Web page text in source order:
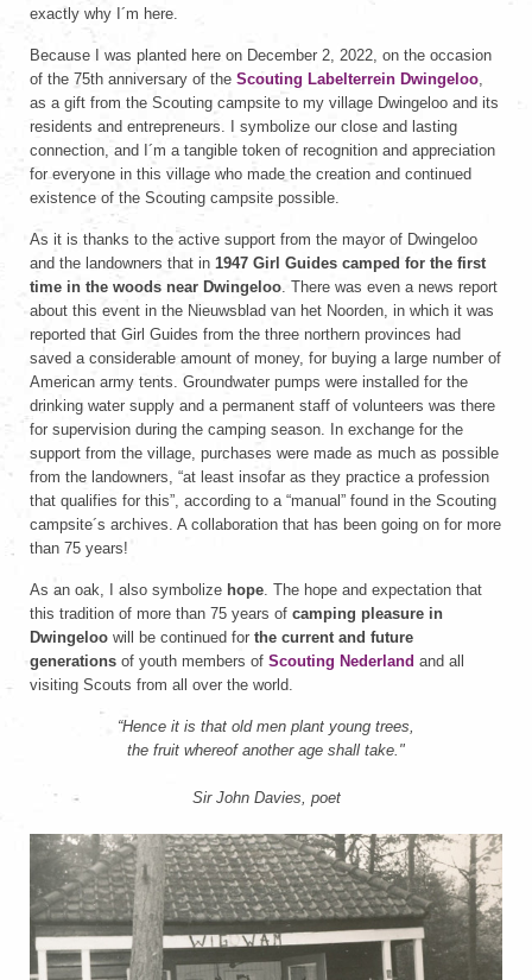
exactly why I´m here.
Because I was planted here on December 2, 2022, on the occasion
of the 75th anniversary of the Scouting Labelterrein Dwingeloo,
as a gift from the Scouting campsite to my village Dwingeloo and its
residents and entrepreneurs. I symbolize our close and lasting
connection, and I´m a tangible token of recognition and appreciation
for everyone in this village who made the creation and continued
existence of the Scouting campsite possible.
As it is thanks to the active support from the mayor of Dwingeloo
and the landowners that in 1947 Girl Guides camped for the first
time in the woods near Dwingeloo. There was even a news report
about this event in the Nieuwsblad van het Noorden, in which it was
reported that Girl Guides from the three northern provinces had
saved a considerable amount of money, for buying a large number of
American army tents. Groundwater pumps were installed for the
drinking water supply and a permanent staff of volunteers was there
for supervision during the camping season. In exchange for the
support from the village, purchases were made as much as possible
from the landowners, “at least insofar as they practice a profession
that qualifies for this”, according to a “manual” found in the Scouting
campsite´s archives. A collaboration that has been going on for more
than 75 years!
As an oak, I also symbolize hope. The hope and expectation that
this tradition of more than 75 years of camping pleasure in
Dwingeloo will be continued for the current and future
generations of youth members of Scouting Nederland and all
visiting Scouts from all over the world.
“Hence it is that old men plant young trees,
the fruit whereof another age shall take."
Sir John Davies, poet